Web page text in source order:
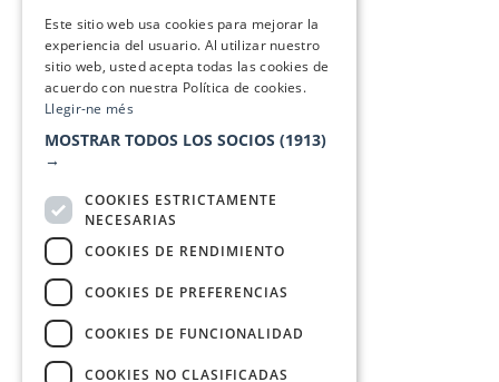
Este sitio web usa cookies para mejorar la
experiencia del usuario. Al utilizar nuestro
sitio web, usted acepta todas las cookies de
acuerdo con nuestra Política de cookies.
Llegir-ne més
MOSTRAR TODOS LOS SOCIOS (1913)
→
COOKIES ESTRICTAMENTE
NECESARIAS
COOKIES DE RENDIMIENTO
COOKIES DE PREFERENCIAS
COOKIES DE FUNCIONALIDAD
COOKIES NO CLASIFICADAS